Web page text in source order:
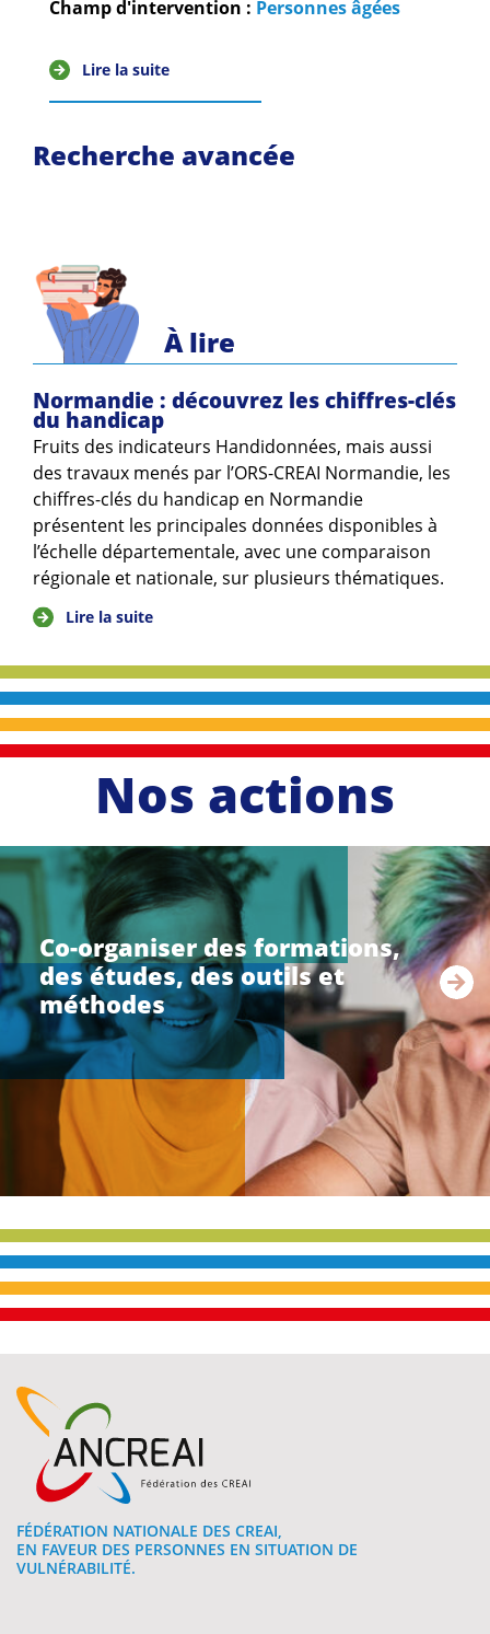
Champ d'intervention : Personnes âgées
Lire la suite
Recherche avancée
À lire
Normandie : découvrez les chiffres-clés
du handicap
Fruits des indicateurs Handidonnées, mais aussi
des travaux menés par l’ORS-CREAI Normandie, les
chiffres-clés du handicap en Normandie
présentent les principales données disponibles à
l’échelle départementale, avec une comparaison
régionale et nationale, sur plusieurs thématiques.
Lire la suite
Nos actions
Co-organiser des formations,
des études, des outils et
méthodes
li
r
e
u
i
t
e
FÉDÉRATION NATIONALE DES CREAI,
EN FAVEUR DES PERSONNES EN SITUATION DE
VULNÉRABILITÉ.